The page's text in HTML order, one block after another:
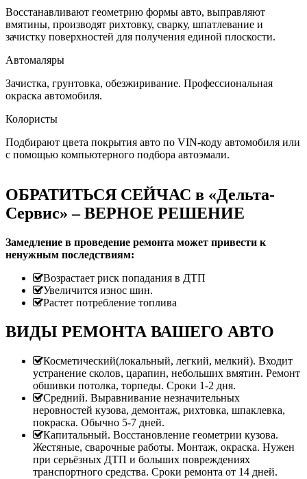
Восстанавливают геометрию формы авто, выправляют
вмятины, производят рихтовку, сварку, шпатлевание и
зачистку поверхностей для получения единой плоскости.
Автомаляры
Зачистка, грунтовка, обезжиривание. Профессиональная
окраска автомобиля.
Колористы
Подбирают цвета покрытия авто по VIN-коду автомобиля или
с помощью компьютерного подбора автоэмали.
ОБРАТИТЬСЯ СЕЙЧАС в «Дельта-
Сервис» – ВЕРНОЕ РЕШЕНИЕ
Замедление в проведение ремонта может привести к
ненужным последствиям:
Возрастает риск попадания в ДТП
Увеличится износ шин.
Растет потребление топлива
ВИДЫ РЕМОНТА ВАШЕГО АВТО
Косметический(локальный, легкий, мелкий). Входит
устранение сколов, царапин, небольших вмятин. Ремонт
обшивки потолка, торпеды. Сроки 1-2 дня.
Средний. Выравнивание незначительных
неровностей кузова, демонтаж, рихтовка, шпаклевка,
покраска. Обычно 5-7 дней.
Капитальный. Восстановление геометрии кузова.
Жестяные, сварочные работы. Монтаж, окраска. Нужен
при серьёзных ДТП и больших повреждениях
транспортного средства. Сроки ремонта от 14 дней.